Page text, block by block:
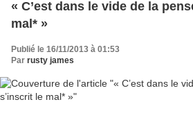
« C’est dans le vide de la
mal* »
Publié le 16/11/2013 à 01:53
Par rusty james